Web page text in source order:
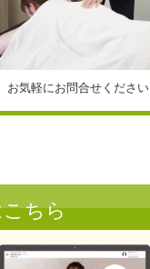
お気軽にお問合せください
ちら